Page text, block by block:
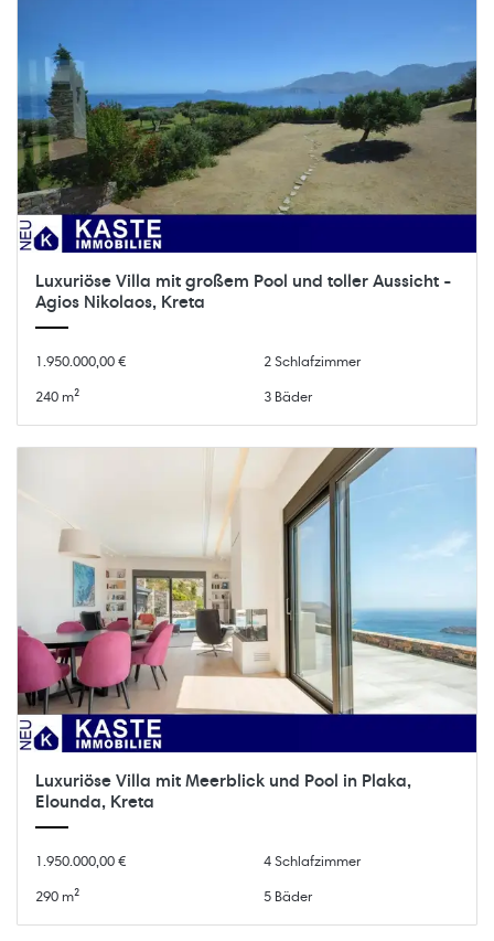
Luxuriöse Villa mit großem Pool und toller Aussicht -
Agios Nikolaos, Kreta
1.950.000,00 €
240 m²
2 Schlafzimmer
3 Bäder
Luxuriöse Villa mit Meerblick und Pool in Plaka,
Elounda, Kreta
1.950.000,00 €
290 m²
4 Schlafzimmer
5 Bäder